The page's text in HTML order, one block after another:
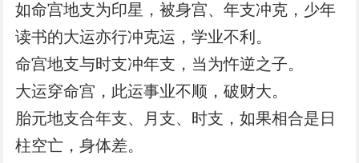
如命宫地支为印星，被身宫、年支冲克，少年
读书的大运亦行冲克运，学业不利。
命宫地支与时支冲年支，当为忤逆之子。
大运穿命宫，此运事业不顺，破财大。
胎元地支合年支、月支、时支，如果相合是日
柱空亡，身体差。